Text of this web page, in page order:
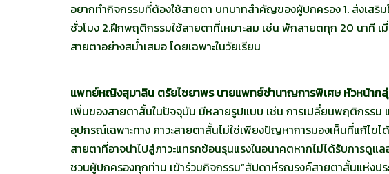
อยากทำกิจกรรมที่ต้องใช้สายตา บทบาทสำคัญของผู้ปกครอง 1. ส่งเสริ
ชั่วโมง 2.ฝึกพฤติกรรมใช้สายตาที่เหมาะสม เช่น พักสายตทุก 20 นาที เ
สายตาอย่างสม่ำเสมอ โดยเฉพาะในวัยเรียน
แพทย์หญิงสุมาลิน ตรัยไชยาพร นายแพทย์ชำนาญการพิเศษ หัวหน้าก
เพิ่มของสายตาสั้นในปัจจุบัน มีหลายรูปแบบ เช่น การเปลี่ยนพฤติกรรม
อุปกรณ์เฉพาะทาง ภาวะสายตาสั้นไม่ใช่เพียงปัญหาการมองเห็นที่แก้ไข
สายตาที่อาจนำไปสู่ภาวะแทรกซ้อนรุนแรงในอนาคตหากไม่ได้รับการดูแ
ชวนผู้ปกครองทุกท่าน เข้าร่วมกิจกรรม“สัปดาห์รณรงค์สายตาสั้นแห่งปร